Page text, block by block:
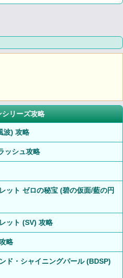
シリーズ攻略
波) 攻略
ッシュ攻略
ット ゼロの秘宝 (碧の仮面/藍の円
ット (SV) 攻略
略
ド・シャイニングパール (BDSP)